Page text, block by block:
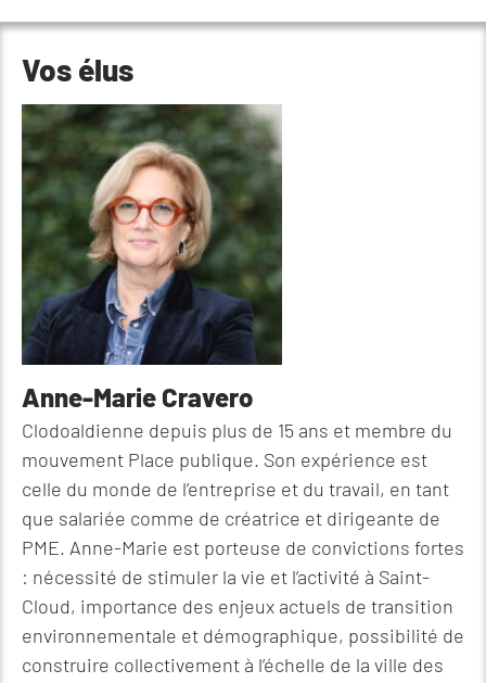
Vos élus
Anne-Marie Cravero
Clodoaldienne depuis plus de 15 ans et membre du
mouvement Place publique. Son expérience est
celle du monde de l’entreprise et du travail, en tant
que salariée comme de créatrice et dirigeante de
PME. Anne-Marie est porteuse de convictions fortes
: nécessité de stimuler la vie et l’activité à Saint-
Cloud, importance des enjeux actuels de transition
environnementale et démographique, possibilité de
construire collectivement à l’échelle de la ville des